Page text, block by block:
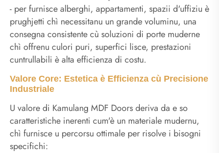
- per furnisce alberghi, appartamenti, spazii d'uffiziu è
prughjetti chì necessitanu un grande voluminu, una
consegna consistente cù soluzioni di porte muderne
chì offrenu culori puri, superfici lisce, prestazioni
cuntrullabili è alta efficienza di costu.
Valore Core: Estetica è Efficienza cù Precisione
Industriale
U valore di Kamulang MDF Doors deriva da e so
caratteristiche inerenti cum'è un materiale mudernu,
chì furnisce u percorsu ottimale per risolve i bisogni
specifichi: